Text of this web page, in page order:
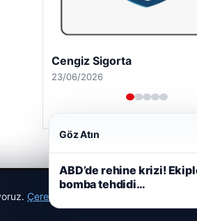
Cengiz Sigorta
23/06/2026
Çerez Politikamız
Göz Atın
ABD’de rehine krizi!
bomba tehdidi…